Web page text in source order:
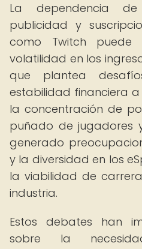
La dependencia
publicidad y
como Twitch
volatilidad en los
que plantea
estabilidad financiera
la concentración de
puñado de jugadores
generado
y la diversidad en los
la viabilidad de
industria.
Estos debates han
sobre la